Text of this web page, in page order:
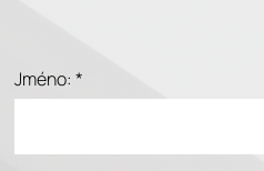
Jméno: *